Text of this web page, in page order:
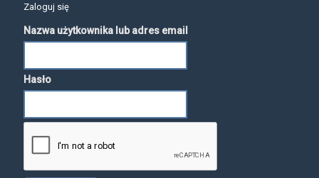
Zaloguj się
Nazwa użytkownika lub adres email
Hasło